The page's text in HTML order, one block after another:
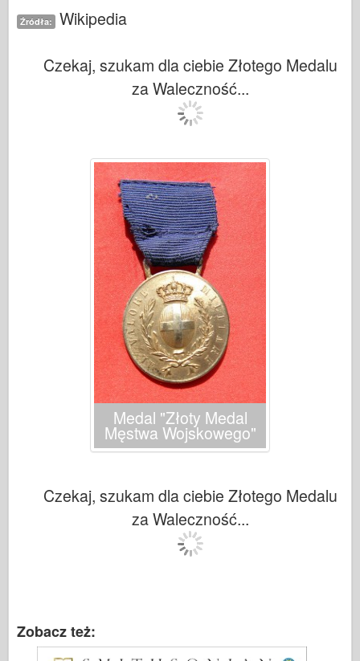
Źródła: Wikipedia
Czekaj, szukam dla ciebie Złotego Medalu
za Waleczność...
Medal "Złoty Medal
Męstwa Wojskowego"
Czekaj, szukam dla ciebie Złotego Medalu
za Waleczność...
Zobacz też: